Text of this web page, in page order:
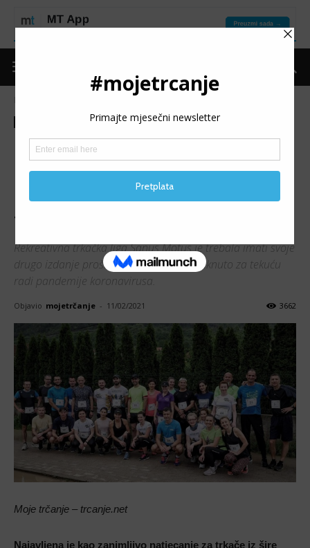
REKREATIVNA TRKAČKA
LIGA SANUS MOTUS 2021:
Natjecanje za širu bh.
trkačku zajednicu
Rekreativna trkačka liga Sanus Motus je trebala imati svoje
drugo izdanje prošle godine, ali je pomaknuto za tekuću
radi pandemije koronavirusa.
Objavio mojetrčanje - 11/02/2021 3662
Moje trčanje – trcanje.net
Najavljena je kao zanimljivo natjecanje za trkače iz šire